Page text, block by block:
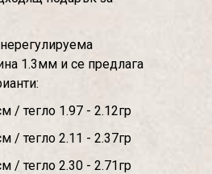
1.3мм и се предлага
/ тегло 1.97 - 2.12гр
/ тегло 2.11 - 2.37гр
/ тегло 2.30 - 2.71гр